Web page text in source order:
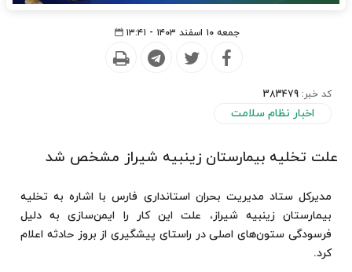
جمعه ۱۰ اسفند ۱۴۰۳ - ۱۳:۴۱
کد خبر: 383479
اخبار نظام سلامت
علت تخلیه بیمارستان زینبیه شیراز مشخص شد
مدیرکل ستاد مدیریت بحران استانداری فارس با اشاره به تخلیه
بیمارستان زینبیه شیراز، علت این کار را ایمن‌سازی به دلیل
فرسودگی ستون‌های اصلی در راستای پیشگیری از بروز حادثه اعلام
کرد.